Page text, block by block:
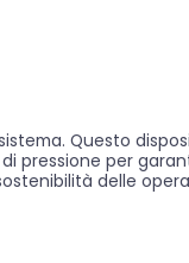
Questo
pressione per
delle